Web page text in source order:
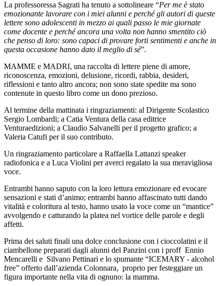
La professoressa Sagrati ha tenuto a sottolineare “Per me è stato
emozionante lavorare con i miei alunni e perché gli autori di queste
lettere sono adolescenti in mezzo ai quali passo le mie giornate
come docente e perché ancora una volta non hanno smentito ciò
che penso di loro: sono capaci di provare forti sentimenti e anche in
questa occasione hanno dato il meglio di sé”.
MAMME e MADRI, una raccolta di lettere piene di amore,
riconoscenza, emozioni, delusione, ricordi, rabbia, desideri,
riflessioni e tanto altro ancora; non sono state spedite ma sono
contenute in questo libro come un dono prezioso.
Al termine della mattinata i ringraziamenti: al Dirigente Scolastico
Sergio Lombardi; a Catia Ventura della casa editrice
Venturaedizioni; a Claudio Salvanelli per il progetto grafico; a
Valeria Catufi per il suo contributo.
Un ringraziamento particolare a Raffaella Lattanzi speaker
radiofonica e a Luca Violini per averci regalato la sua meravigliosa
voce.
Entrambi hanno saputo con la loro lettura emozionare ed evocare
sensazioni e stati d’animo; entrambi hanno affascinato tutti dando
vitalità e coloritura al testo, hanno usato la voce come un “mantice”
avvolgendo e catturando la platea nel vortice delle parole e degli
affetti.
Prima dei saluti finali una dolce conclusione con i cioccolatini e il
ciambellone preparati dagli alunni del Panzini con i proff Ennio
Mencarelli e Silvano Pettinari e lo spumante “ICEMARY - alcohol
free” offerto dall’azienda Colonnara, proprio per festeggiare un
figura importante nella vita di ognuno: la mamma.